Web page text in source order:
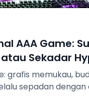
AAA Game:
Sekadar
grafis memukau,
sepadan dengan